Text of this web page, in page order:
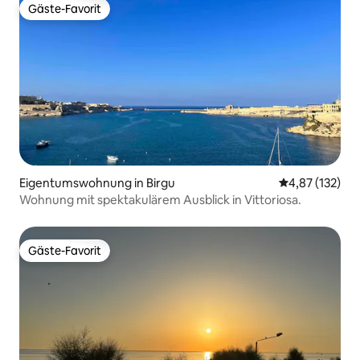
Gäste-Favorit
Gäste-Favorit
Eigentumswohnung in Birgu
4,87 (132)
Wohnung mit spektakulärem Ausblick in Vittoriosa.
Gäste-Favorit
Gäste-Favorit